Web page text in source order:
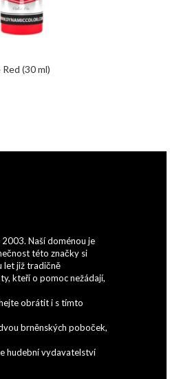
(30 ml)
Naší doménou je
této značky si
let již tradičně
kteří o pomoc nežádají,
obrátit i s tímto
brněnských poboček,
hudební vydavatelství